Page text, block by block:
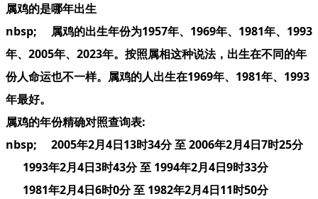
属鸡的是哪年出生
nbsp; 属鸡的出生年份为1957年、1969年、1981年、1993
年、2005年、2023年。按照属相这种说法，出生在不同的年
份人命运也不一样。属鸡的人出生在1969年、1981年、1993
年最好。
属鸡的年份精确对照查询表:
nbsp; 2005年2月4日13时34分 至 2006年2月4日7时25分
1993年2月4日3时43分 至 1994年2月4日9时33分
1981年2月4日6时0分 至 1982年2月4日11时50分